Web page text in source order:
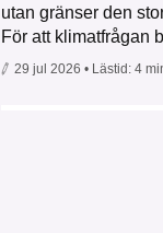
utan gränser den
För att klimatfrågan
29 jul 2026 • Lästid: 4